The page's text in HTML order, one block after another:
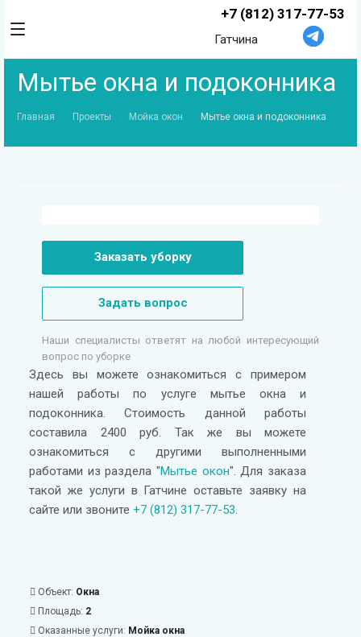
+7 (812) 317-77-53
Гатчина
Мытье окна и подоконника
Главная Проекты Мойка окон Мытье окна и подоконника
Заказать уборку
Задать вопрос
Наши специалисты ответят на любой интересующий
вопрос по уборке
Здесь вы можете ознакомиться с примером
нашей работы по услуге мытье окна и
подоконника. Стоимость данной работы
составила 2400 руб. Так же вы можете
ознакомиться с другими выполненными
работами из раздела "Мытье окон". Для заказа
такой же услуги в Гатчине оставьте заявку на
сайте или звоните +7 (812) 317-77-53.
Объект: Окна
Площадь: 2
Оказанные услуги: Мойка окна